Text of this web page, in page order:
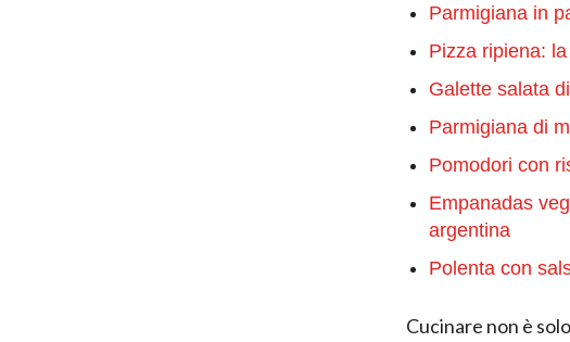
Parmigiana in
Pizza ripiena:
Galette salata
Parmigiana di
Pomodori con
Empanadas
argentina
Polenta con
Cucinare non è